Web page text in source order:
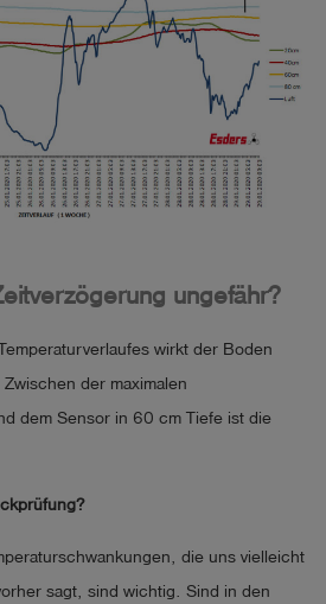
ungefähr?
wirkt der Boden
der maximalen
dem Sensor in 60 cm Tiefe ist die
die uns vielleicht
sagt, sind wichtig. Sind in den